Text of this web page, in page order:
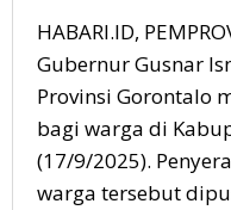
HABARI.ID,
Gubernur Gusnar
Provinsi Gorontalo
bagi warga di
(17/9/2025).
warga tersebut